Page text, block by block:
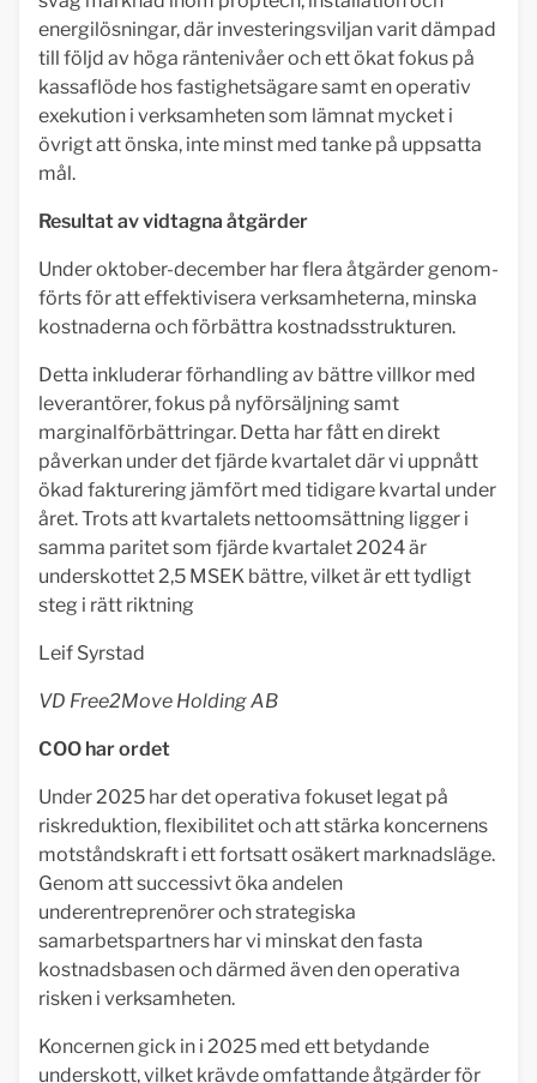
energilösningar, där investeringsviljan varit dämpad
till följd av höga räntenivåer och ett ökat fokus på
kassaflöde hos fastighetsägare samt en operativ
exekution i verksamheten som lämnat mycket i
övrigt att önska, inte minst med tanke på uppsatta
mål.
Resultat av vidtagna åtgärder
Under oktober-december har flera åtgärder genom-
förts för att effektivisera verksamheterna, minska
kostnaderna och förbättra kostnadsstrukturen.
Detta inkluderar förhandling av bättre villkor med
leverantörer, fokus på nyförsäljning samt
marginalförbättringar. Detta har fått en direkt
påverkan under det fjärde kvartalet där vi uppnått
ökad fakturering jämfört med tidigare kvartal under
året. Trots att kvartalets nettoomsättning ligger i
samma paritet som fjärde kvartalet 2024 är
underskottet 2,5 MSEK bättre, vilket är ett tydligt
steg i rätt riktning
Leif Syrstad
VD Free2Move Holding AB
COO har ordet
Under 2025 har det operativa fokuset legat på
riskreduktion, flexibilitet och att stärka koncernens
motståndskraft i ett fortsatt osäkert marknadsläge.
Genom att successivt öka andelen
underentreprenörer och strategiska
samarbetspartners har vi minskat den fasta
kostnadsbasen och därmed även den operativa
risken i verksamheten.
Koncernen gick in i 2025 med ett betydande
underskott, vilket krävde omfattande åtgärder för